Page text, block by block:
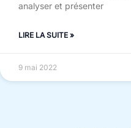
analyser et présenter
LIRE LA SUITE »
9 mai 2022